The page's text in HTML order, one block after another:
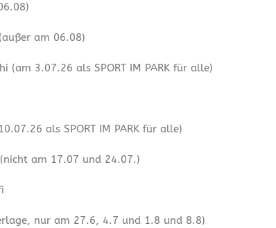
am 06.08)
(am 3.07.26 als SPORT IM PARK für alle)
als SPORT IM PARK für alle)
am 17.07 und 24.07.)
nur am 27.6, 4.7 und 1.8 und 8.8)